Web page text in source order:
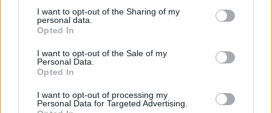
I want to opt-out of the Sharing of my
personal data.
Opted In
I want to opt-out of the Sale of my
Personal Data.
Opted In
I want to opt-out of processing my
Personal Data for Targeted Advertising.
V. Grigaravičius: „Zamolskis siūlė savo paslaugas
užsienyje“ (I)
Laidos | Lietuva tiesiogiai